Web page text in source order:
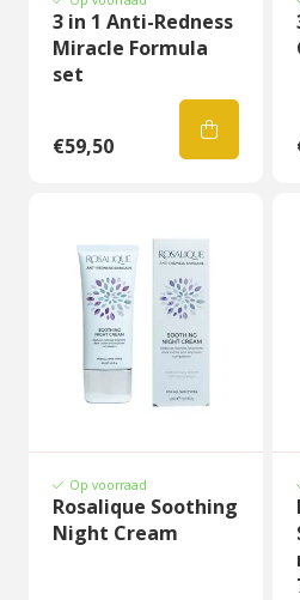
3 in 1 Anti-Redness
Miracle Formula
set
€59,50
Op voorraad
Rosalique Soothing
Night Cream